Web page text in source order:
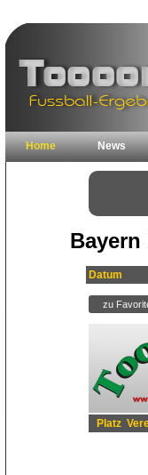
Home News
Bayern
Datum
Platz